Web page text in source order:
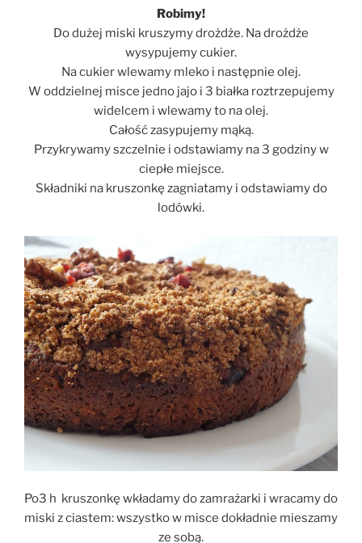
Robimy!
Do dużej miski kruszymy drożdże. Na drożdże
wysypujemy cukier.
Na cukier wlewamy mleko i następnie olej.
W oddzielnej misce jedno jajo i 3 białka roztrzepujemy
widelcem i wlewamy to na olej.
Całość zasypujemy mąką.
Przykrywamy szczelnie i odstawiamy na 3 godziny w
ciepłe miejsce.
Składniki na kruszonkę zagniatamy i odstawiamy do
lodówki.
Po3 h kruszonkę wkładamy do zamrażarki i wracamy do
miski z ciastem: wszystko w misce dokładnie mieszamy
ze sobą.